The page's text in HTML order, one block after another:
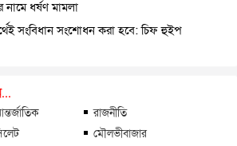
ধর্ষণ মামলা
সংবিধান সংশোধন করা হবে: চিফ হুইপ
রাজনীতি
মৌলভীবাজার